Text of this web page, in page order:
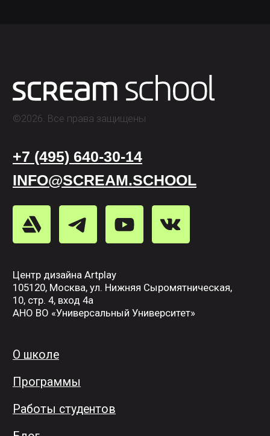
2. Поворачиваем направо на Нижнюю
Сыромятническую улицу. По левую вашу
сторону будет располагаться центр
шлагбаумом, где можно припарковать
машину.